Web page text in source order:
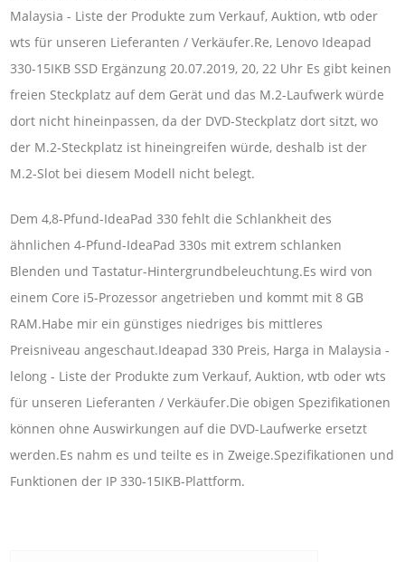
Malaysia - Liste der Produkte zum Verkauf, Auktion, wtb oder
wts für unseren Lieferanten / Verkäufer.Re, Lenovo Ideapad
330-15IKB SSD Ergänzung 20.07.2019, 20, 22 Uhr Es gibt keinen
freien Steckplatz auf dem Gerät und das M.2-Laufwerk würde
dort nicht hineinpassen, da der DVD-Steckplatz dort sitzt, wo
der M.2-Steckplatz ist hineingreifen würde, deshalb ist der
M.2-Slot bei diesem Modell nicht belegt.
Dem 4,8-Pfund-IdeaPad 330 fehlt die Schlankheit des
ähnlichen 4-Pfund-IdeaPad 330s mit extrem schlanken
Blenden und Tastatur-Hintergrundbeleuchtung.Es wird von
einem Core i5-Prozessor angetrieben und kommt mit 8 GB
RAM.Habe mir ein günstiges niedriges bis mittleres
Preisniveau angeschaut.Ideapad 330 Preis, Harga in Malaysia -
lelong - Liste der Produkte zum Verkauf, Auktion, wtb oder wts
für unseren Lieferanten / Verkäufer.Die obigen Spezifikationen
können ohne Auswirkungen auf die DVD-Laufwerke ersetzt
werden.Es nahm es und teilte es in Zweige.Spezifikationen und
Funktionen der IP 330-15IKB-Plattform.